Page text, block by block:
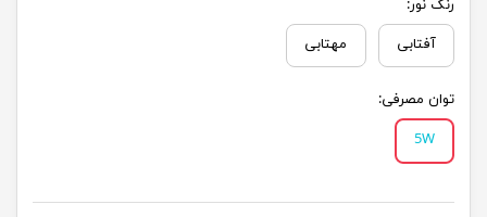
رنگ نور:
آفتابی مهتابی
توان مصرفی:
5W